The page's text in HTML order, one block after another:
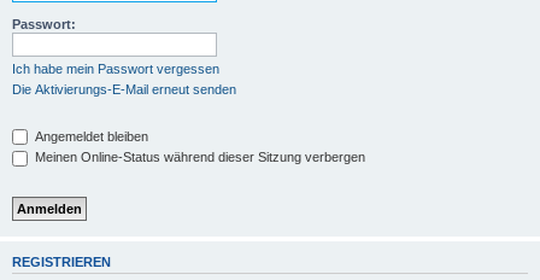
Passwort:
Ich habe mein Passwort vergessen
Die Aktivierungs-E-Mail erneut senden
Angemeldet bleiben
Meinen Online-Status während dieser Sitzung verbergen
REGISTRIEREN